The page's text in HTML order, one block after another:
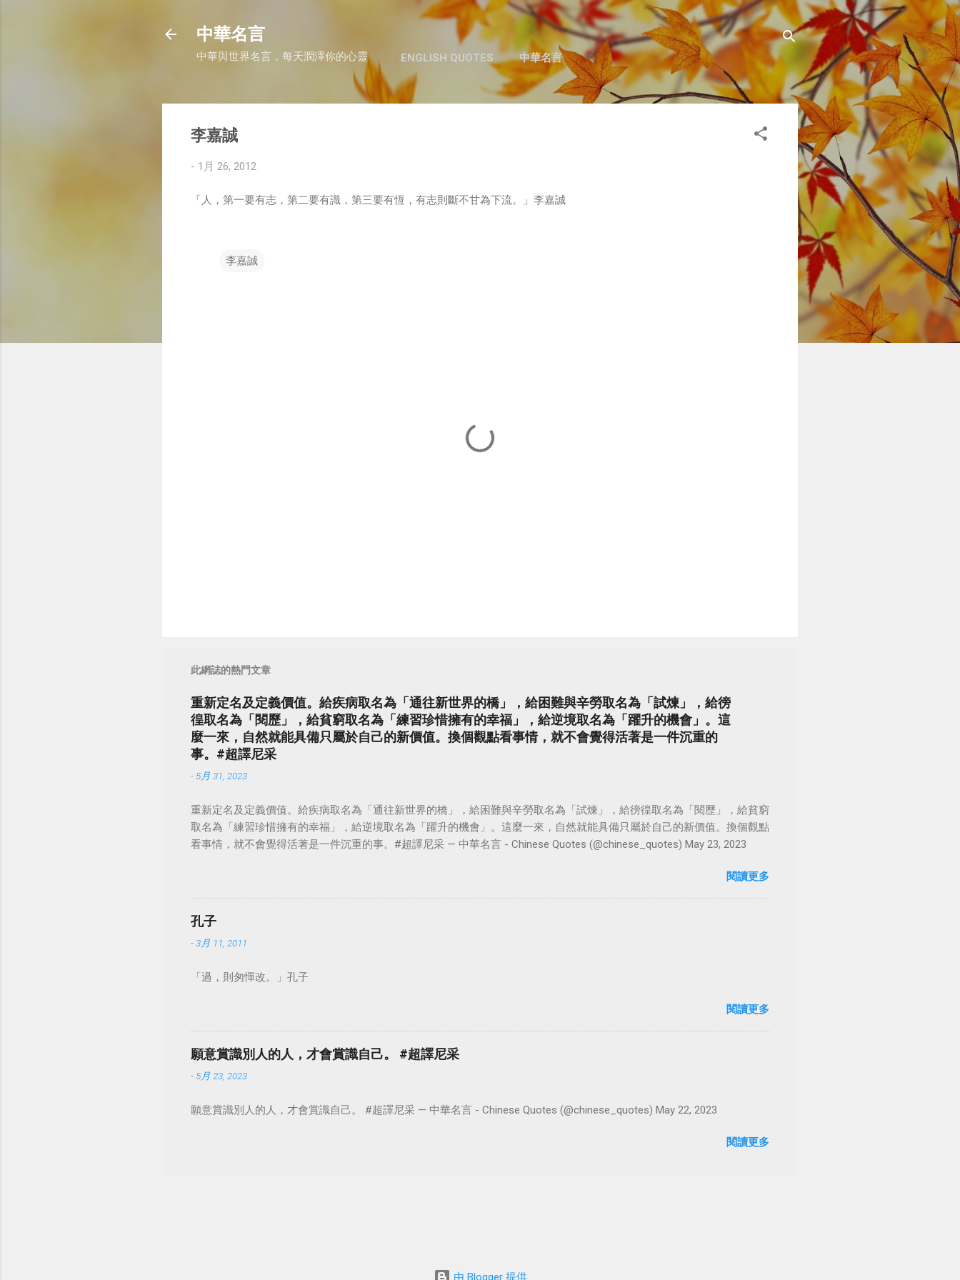
跳至主要內容
中華名言
中華與世界名言，每天潤澤你的心靈 ENGLISH QUOTES 中華名言
李嘉誠
- 1月 26, 2012
「人，第一要有志，第二要有識，第三要有恆，有志則斷不甘為下流。」李嘉誠
李嘉誠
此網誌的熱門文章
重新定名及定義價值。給疾病取名為「通往新世界的橋」，給困難與辛勞取名為「試煉」，給徬
徨取名為「閱歷」，給貧窮取名為「練習珍惜擁有的幸福」，給逆境取名為「躍升的機會」。這
麼一來，自然就能具備只屬於自己的新價值。換個觀點看事情，就不會覺得活著是一件沉重的
事。#超譯尼采
- 5月 31, 2023
重新定名及定義價值。給疾病取名為「通往新世界的橋」，給困難與辛勞取名為「試煉」，給徬徨取名為「閱歷」，給貧窮
取名為「練習珍惜擁有的幸福」，給逆境取名為「躍升的機會」。這麼一來，自然就能具備只屬於自己的新價值。換個觀點
看事情，就不會覺得活著是一件沉重的事。#超譯尼采 — 中華名言 - Chinese Quotes (@chinese_quotes) May 23, 2023
閱讀更多
孔子
-3月 11, 2011
「過，則匆憚改。」孔子
閱讀更多
願意賞識別人的人，才會賞識自己。 #超譯尼采
- 5月 23, 2023
願意賞識別人的人，才會賞識自己。 #超譯尼采 — 中華名言 - Chinese Quotes (@chinese_quotes) May 22, 2023
閱讀更多
由 Blogger 提供